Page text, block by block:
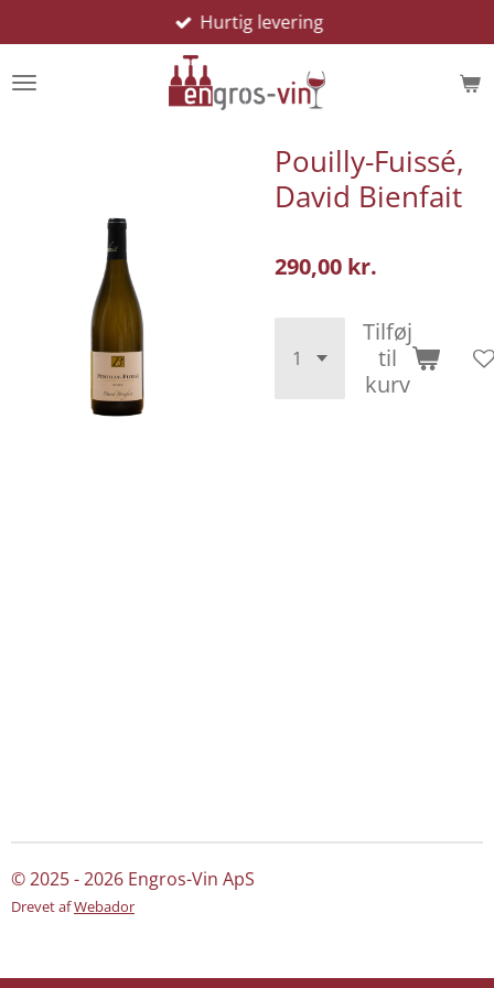
til
hovedindhold
Hurtig levering
Pouilly-Fuissé,
David Bienfait
290,00 kr.
Tilføj
til
kurv
© 2025 - 2026 Engros-Vin ApS
Drevet afWebador